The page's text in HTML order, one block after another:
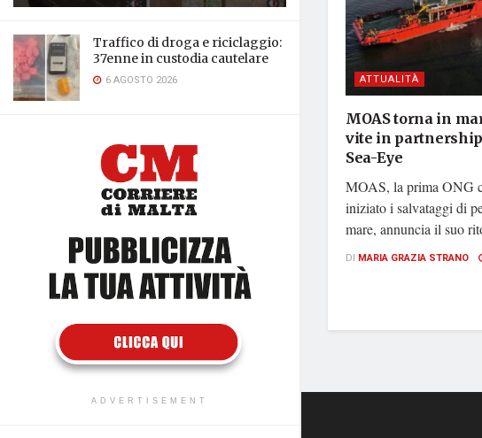
Traffico di droga e riciclaggio:
37enne in custodia cautelare
6 AGOSTO 2026
ADVERTISEMENT
ATTUALITÀ
MOAS torna in
vite in partnership
Sea-Eye
MOAS, la prima ONG
iniziato i salvataggi di
mare, annuncia il suo
DI MARIA GRAZIA STRANO